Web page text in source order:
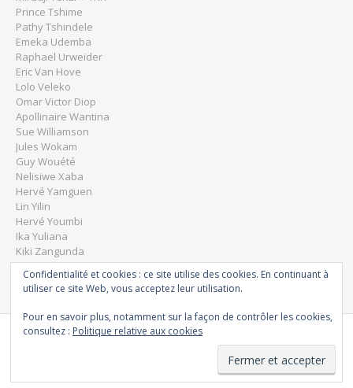
Prince Tshime
Pathy Tshindele
Emeka Udemba
Raphael Urweider
Eric Van Hove
Lolo Veleko
Omar Victor Diop
Apollinaire Wantina
Sue Williamson
Jules Wokam
Guy Wouété
Nelisiwe Xaba
Hervé Yamguen
Lin Yilin
Hervé Youmbi
Ika Yuliana
Kiki Zangunda
Dominique Zinkpé
Confidentialité et cookies : ce site utilise des cookies. En continuant à
utiliser ce site Web, vous acceptez leur utilisation.
Pour en savoir plus, notamment sur la façon de contrôler les cookies,
consultez : Politique relative aux cookies